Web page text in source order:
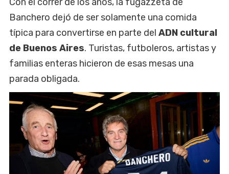
Banchero dejó de ser solamente una comida
típica para convertirse en parte del ADN cultural
de Buenos Aires. Turistas, futboleros, artistas y
familias enteras hicieron de esas mesas una
parada obligada.